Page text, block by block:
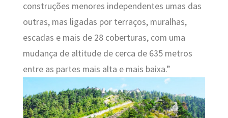
construções menores independentes umas das
outras, mas ligadas por terraços, muralhas,
escadas e mais de 28 coberturas, com uma
mudança de altitude de cerca de 635 metros
entre as partes mais alta e mais baixa.”